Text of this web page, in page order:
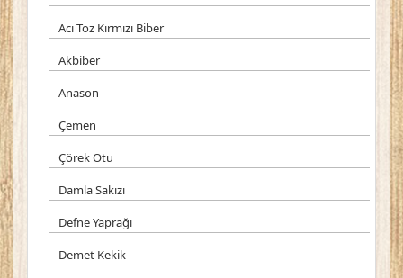
Acı Toz Kırmızı Biber
Akbiber
Anason
Çemen
Çörek Otu
Damla Sakızı
Defne Yaprağı
Demet Kekik